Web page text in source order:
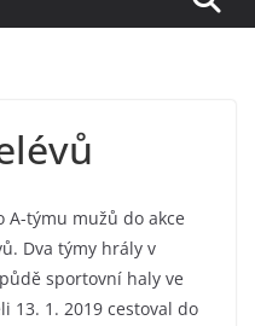
týmu mužů do akce
Dva týmy hrály v
sportovní haly ve
13. 1. 2019 cestoval do